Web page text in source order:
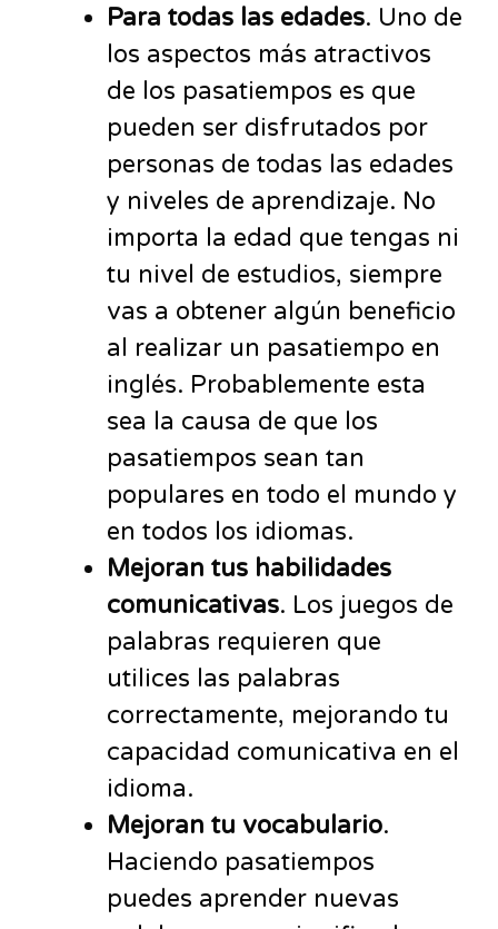
Para todas las edades. Uno de
los aspectos más atractivos
de los pasatiempos es que
pueden ser disfrutados por
personas de todas las edades
y niveles de aprendizaje. No
importa la edad que tengas ni
tu nivel de estudios, siempre
vas a obtener algún beneficio
al realizar un pasatiempo en
inglés. Probablemente esta
sea la causa de que los
pasatiempos sean tan
populares en todo el mundo y
en todos los idiomas.
Mejoran tus habilidades
comunicativas. Los juegos de
palabras requieren que
utilices las palabras
correctamente, mejorando tu
capacidad comunicativa en el
idioma.
Mejoran tu vocabulario.
Haciendo pasatiempos
puedes aprender nuevas